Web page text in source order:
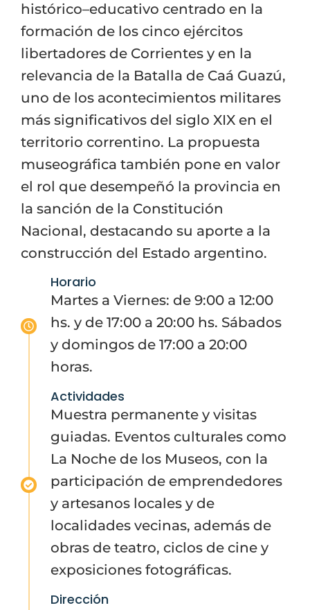
histórico–educativo centrado en la
formación de los cinco ejércitos
libertadores de Corrientes y en la
relevancia de la Batalla de Caá Guazú,
uno de los acontecimientos militares
más significativos del siglo XIX en el
territorio correntino. La propuesta
museográfica también pone en valor
el rol que desempeñó la provincia en
la sanción de la Constitución
Nacional, destacando su aporte a la
construcción del Estado argentino.
Horario
Martes a Viernes: de 9:00 a 12:00
hs. y de 17:00 a 20:00 hs. Sábados
y domingos de 17:00 a 20:00
horas.
Actividades
Muestra permanente y visitas
guiadas. Eventos culturales como
La Noche de los Museos, con la
participación de emprendedores
y artesanos locales y de
localidades vecinas, además de
obras de teatro, ciclos de cine y
exposiciones fotográficas.
Dirección